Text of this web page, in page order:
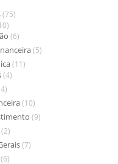
(75)
(6)
(5)
(11)
(4)
(10)
(9)
(2)
(7)
(6)